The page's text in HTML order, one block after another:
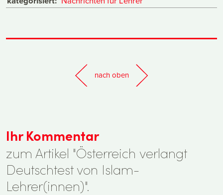
nach oben
Ihr Kommentar
zum Artikel "Österreich verlangt
Deutschtest von Islam-
Lehrer(innen)".